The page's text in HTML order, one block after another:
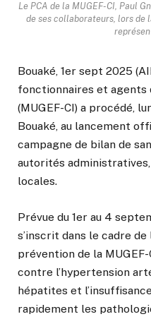
Le PCA de la MUGEF-CI, Paul
de ses collaborateurs, lors de
Bouaké, 1er sept 2025
fonctionnaires et agents
(MUGEF-CI) a procédé,
Bouaké, au lancement
campagne de bilan de
autorités
locales.
Prévue du 1er au 4
s’inscrit dans le cadre
prévention de la
contre l’hypertension
hépatites et
rapidement les